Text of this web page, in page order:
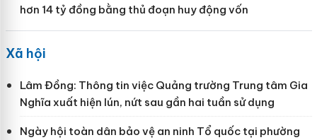
hơn 14 tỷ đồng bằng thủ đoạn huy động vốn
Xã hội
Lâm Đồng: Thông tin việc Quảng trường Trung tâm Gia
Nghĩa xuất hiện lún, nứt sau gần hai tuần sử dụng
Ngày hội toàn dân bảo vệ an ninh Tổ quốc tại phường